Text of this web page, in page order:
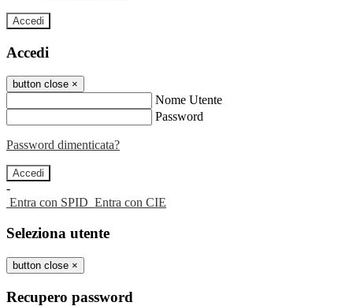
Accedi
Accedi
button close ×
Nome Utente
Password
Password dimenticata?
-
Entra con SPID Entra con CIE
Seleziona utente
button close ×
Recupero password